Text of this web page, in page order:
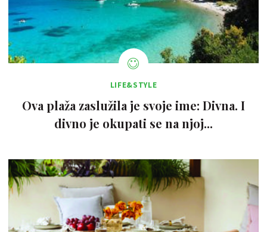
LIFE&STYLE
Ova plaža zaslužila je svoje ime: Divna. I
divno je okupati se na njoj...